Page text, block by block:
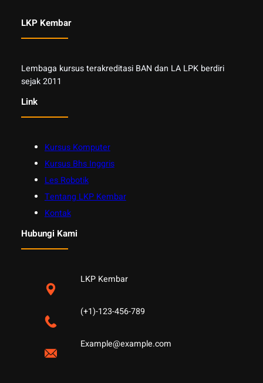
LKP Kembar
Lembaga kursus terakreditasi BAN dan LA LPK berdiri
sejak 2011
Link
Kursus Komputer
Kursus Bhs Inggris
Les Robotik
Tentang LKP Kembar
Kontak
Hubungi Kami
LKP Kembar
(+1)-123-456-789
Example@example.com